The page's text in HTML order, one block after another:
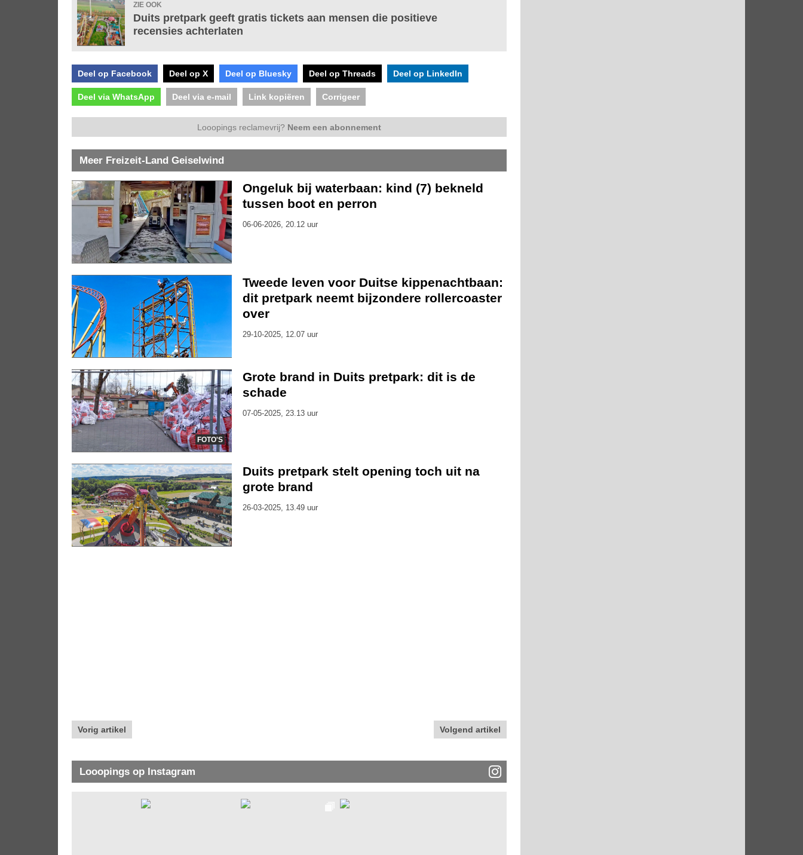
ZIE OOK
Duits pretpark geeft gratis tickets aan mensen die positieve
recensies achterlaten
Deel op Facebook Deel op X Deel op Bluesky Deel op Threads Deel op LinkedIn
Deel via WhatsApp Deel via e-mail Link kopiëren Corrigeer
Looopings reclamevrij? Neem een abonnement
Meer Freizeit-Land Geiselwind
Ongeluk bij waterbaan: kind (7) bekneld
tussen boot en perron
06-06-2026, 20.12 uur
Tweede leven voor Duitse kippenachtbaan:
dit pretpark neemt bijzondere rollercoaster
over
29-10-2025, 12.07 uur
FOTO'S
Grote brand in Duits pretpark: dit is de
schade
07-05-2025, 23.13 uur
Duits pretpark stelt opening toch uit na
grote brand
26-03-2025, 13.49 uur
Vorig artikel Volgend artikel
Looopings op Instagram